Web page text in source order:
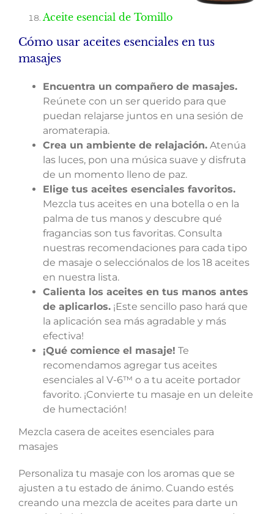
Aceite esencial de Tomillo
Cómo usar aceites esenciales en tus
masajes
Encuentra un compañero de masajes.
Reúnete con un ser querido para que
puedan relajarse juntos en una sesión de
aromaterapia.
Crea un ambiente de relajación. Atenúa
las luces, pon una música suave y disfruta
de un momento lleno de paz.
Elige tus aceites esenciales favoritos.
Mezcla tus aceites en una botella o en la
palma de tus manos y descubre qué
fragancias son tus favoritas. Consulta
nuestras recomendaciones para cada tipo
de masaje o selecciónalos de los 18 aceites
en nuestra lista.
Calienta los aceites en tus manos antes
de aplicarlos. ¡Este sencillo paso hará que
la aplicación sea más agradable y más
efectiva!
¡Qué comience el masaje! Te
recomendamos agregar tus aceites
esenciales al V-6™ o a tu aceite portador
favorito. ¡Convierte tu masaje en un deleite
de humectación!
Mezcla casera de aceites esenciales para
masajes
Personaliza tu masaje con los aromas que se
ajusten a tu estado de ánimo. Cuando estés
creando una mezcla de aceites para darte un